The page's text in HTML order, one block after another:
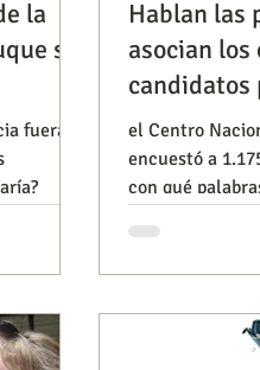
la
se
fueran
Hablan las
asocian los
candidatos
el Centro
encuestó a
con qué